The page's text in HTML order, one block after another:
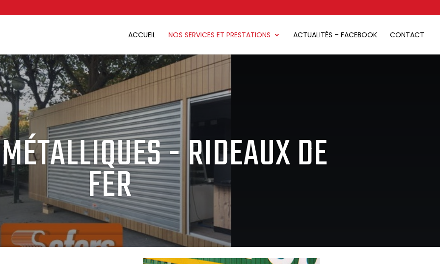
ACCUEIL NOS SERVICES ET PRESTATIONS ACTUALITÉS – FACEBOOK CONTACT
- RIDEAUX DE
FER